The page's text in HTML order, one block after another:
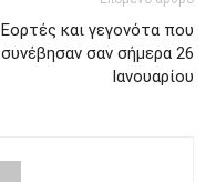
Εορτές και γεγονότα που
συνέβησαν σαν σήμερα 26
Ιανουαρίου